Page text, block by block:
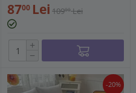
8700 Lei 10900 Lei
+
−
-20%